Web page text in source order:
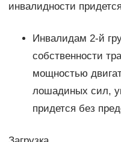
инвалидности
Инвалидам 2-й
собственности
мощностью
лошадиных сил,
придется без